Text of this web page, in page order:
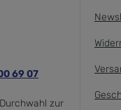
69 07
zur